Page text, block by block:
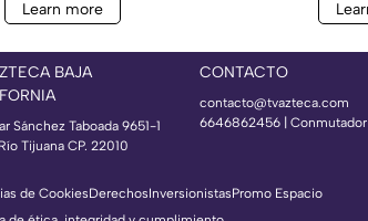
BAJA
Sánchez Taboada 9651-1
Tijuana CP. 22010
CONTACTO
contacto@tvazteca.com
6646862456 | Conmutador
de CookiesDerechosInversionistasPromo Espacio